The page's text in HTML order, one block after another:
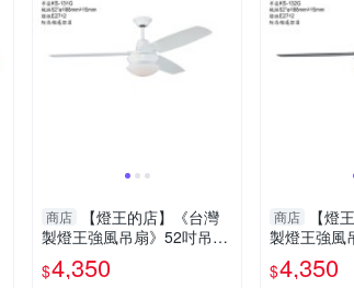
商店
【燈王的店】《台灣
製燈王強風吊扇》52吋吊扇
+吊扇燈2燈 附遙控器(馬達
保固十年) KS-131G
$4,350
商店
【燈
製燈王強風
+吊扇燈2
保固十年)
$4,350